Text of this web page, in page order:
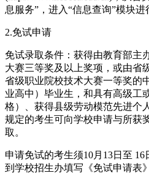
息服务”，进入“信息查询”模块进
2.免试申请
免试录取条件：获得由教育部主
大赛三等奖及以上奖项，或由省
省级职业院校技术大赛一等奖的
业高中）毕业生，和具有高级工
格）、获得县级劳动模范先进个
规定的考生可向学校申请与所获
取。
申请免试的考生须10月13日至
到学校招生办填写《免试申请表